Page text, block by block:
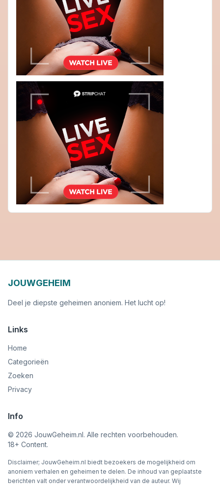
JOUWGEHEIM
Deel je diepste geheimen anoniem. Het lucht op!
Links
Home
Categorieën
Zoeken
Privacy
Info
© 2026 JouwGeheim.nl. Alle rechten voorbehouden.
18+ Content.
Disclaimer; JouwGeheim.nl biedt bezoekers de mogelijkheid om
anoniem verhalen en geheimen te delen. De inhoud van geplaatste
berichten valt onder verantwoordelijkheid van de auteur. Wij